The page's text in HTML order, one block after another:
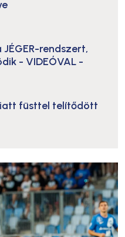
rendszert,
- VIDEÓVAL -
füsttel telítődött